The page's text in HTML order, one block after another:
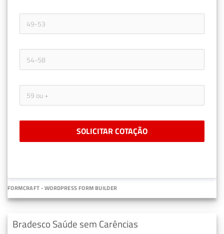
SOLICITAR COTAÇÃO
FORMCRAFT - WORDPRESS FORM BUILDER
Bradesco Saúde sem Carências